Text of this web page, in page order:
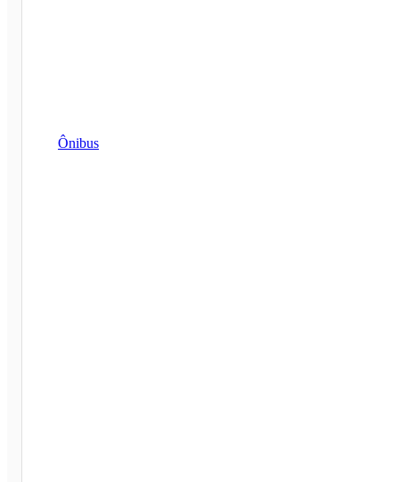
Ônibus